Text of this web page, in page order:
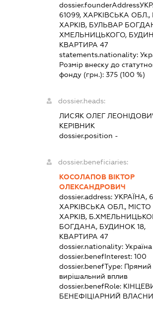
dossier.founderAddress
61099, ХАРКІВСЬКА ОБЛ.,
ХАРКІВ, БУЛЬВАР
ХМЕЛЬНИЦЬКОГО,
КВАРТИРА 47
statements.nationality:
Розмір внеску до
фонду (грн.):375 (100 %)
dossier.heads:
ЛИСЯК ОЛЕГ
КЕРІВНИК
dossier.position -
dossier.beneficiaries:
КОСОЛАПОВ ВІКТОР
ОЛЕКСАНДРОВИЧ
dossier.address:УКРАЇНА,
ХАРКІВСЬКА ОБЛ., МІСТО
ХАРКІВ,
БОГДАНА, БУДИНОК 18,
КВАРТИРА 47
dossier.nationality:Україна
dossier.benefInterest:100
dossier.benefType: Прямий
вирішальний вплив
dossier.benefRole:
БЕНЕФІЦІАРНИЙ